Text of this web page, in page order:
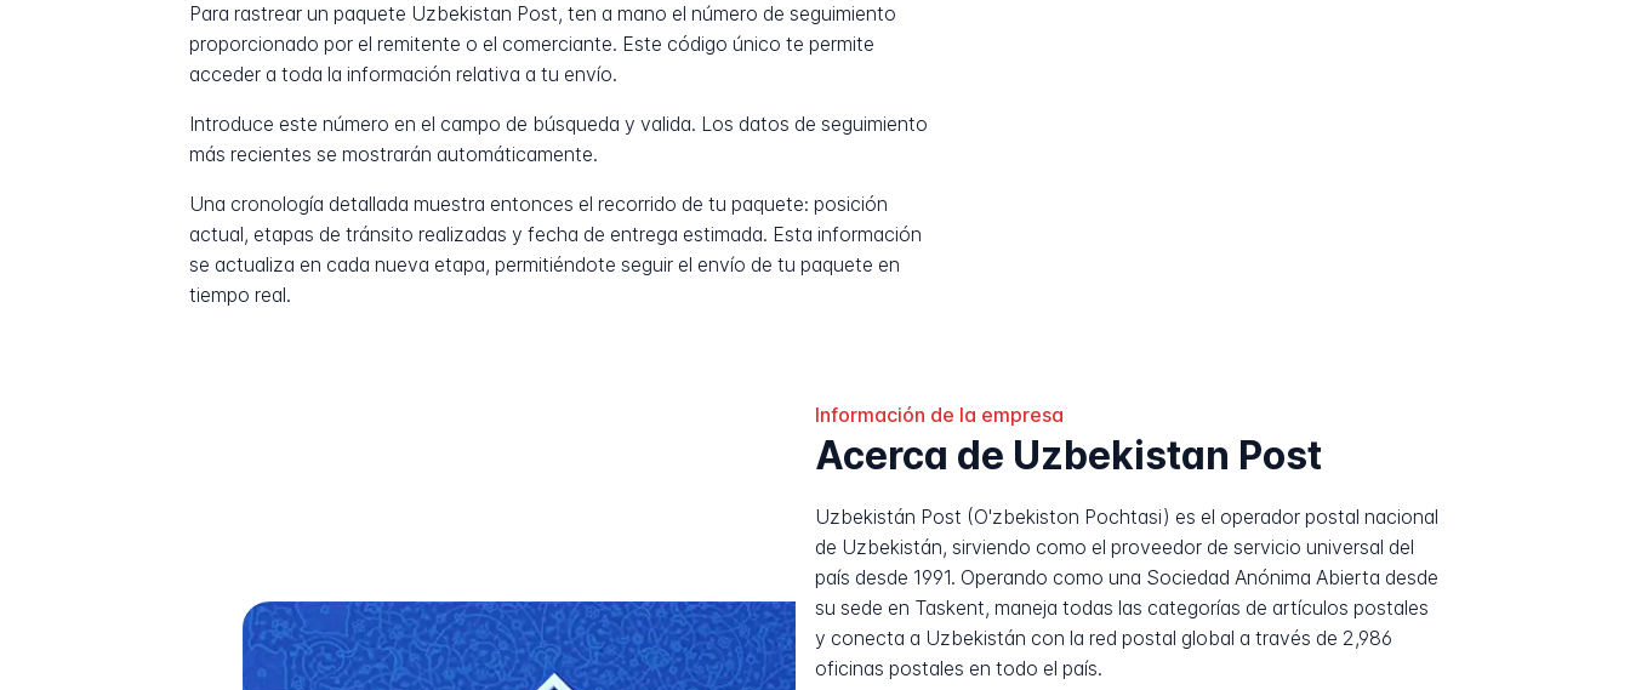
Para rastrear un paquete Uzbekistan Post, ten a mano el número de seguimiento
proporcionado por el remitente o el comerciante. Este código único te permite
acceder a toda la información relativa a tu envío.
Introduce este número en el campo de búsqueda y valida. Los datos de seguimiento
más recientes se mostrarán automáticamente.
Una cronología detallada muestra entonces el recorrido de tu paquete: posición
actual, etapas de tránsito realizadas y fecha de entrega estimada. Esta información
se actualiza en cada nueva etapa, permitiéndote seguir el envío de tu paquete en
tiempo real.
Información de la empresa
Acerca de Uzbekistan Post
Uzbekistán Post (O'zbekiston Pochtasi) es el operador postal nacional
de Uzbekistán, sirviendo como el proveedor de servicio universal del
país desde 1991. Operando como una Sociedad Anónima Abierta desde
su sede en Taskent, maneja todas las categorías de artículos postales
y conecta a Uzbekistán con la red postal global a través de 2,986
oficinas postales en todo el país.